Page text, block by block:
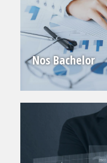
Nos Bachelor